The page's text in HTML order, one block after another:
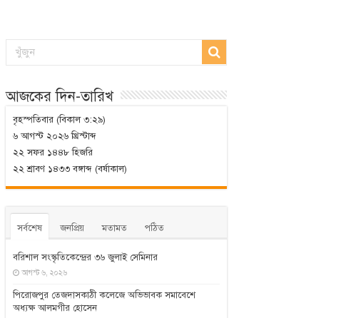
আজকের দিন-তারিখ
বৃহস্পতিবার (বিকাল ৩:২৯)
৬ আগস্ট ২০২৬ খ্রিস্টাব্দ
২২ সফর ১৪৪৮ হিজরি
২২ শ্রাবণ ১৪৩৩ বঙ্গাব্দ (বর্ষাকাল)
সর্বশেষ জনপ্রিয় মতামত পঠিত
বরিশাল সংস্কৃতিকেন্দ্রের ৩৬ জুলাই সেমিনার
আগস্ট ৬, ২০২৬
‎পিরোজপুর তেজদাসকাঠী কলেজে অভিভাবক সমাবেশে
অধ্যক্ষ আলমগীর হোসেন